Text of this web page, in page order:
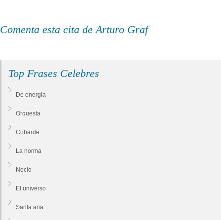
Comenta esta cita de Arturo Graf
Top Frases Celebres
De energia
Orquesta
Cobarde
La norma
Necio
El universo
Santa ana